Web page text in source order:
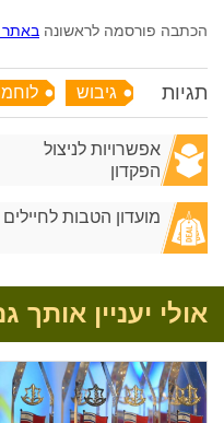
הכתבה פורסמה לראשונה באתר
תגיות גיבוש
אפשרויות לניצול
הפקדון
מועדון הטבות לחיילים
אולי יעניין אותך